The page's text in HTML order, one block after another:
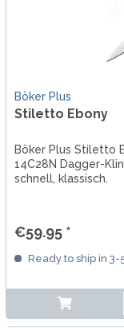
Böker Plus
Stiletto Ebony
Böker Plus Stiletto
14C28N Dagger-
schnell, klassisch.
€59.95 *
Ready to ship in 3-